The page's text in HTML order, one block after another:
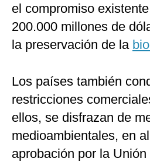
el compromiso
200.000 millones de
la preservación de la
Los países también
restricciones
ellos, se disfrazan de
medioambientales, en
aprobación por la